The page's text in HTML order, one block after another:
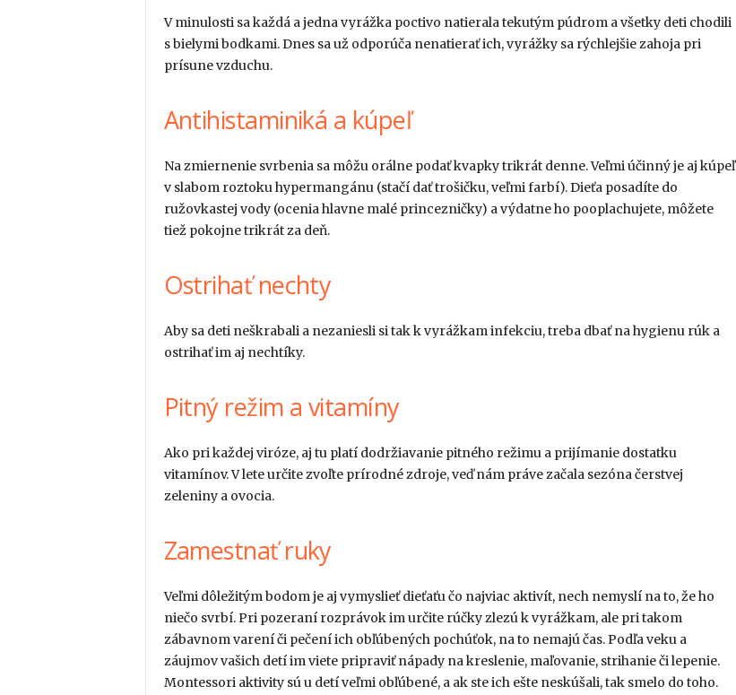
V minulosti sa každá a jedna vyrážka poctivo natierala tekutým púdrom a všetky deti chodili
s bielymi bodkami. Dnes sa už odporúča nenatierať ich, vyrážky sa rýchlejšie zahoja pri
prísune vzduchu.
Antihistaminiká a kúpeľ
Na zmiernenie svrbenia sa môžu orálne podať kvapky trikrát denne. Veľmi účinný je aj kúpeľ
v slabom roztoku hypermangánu (stačí dať trošičku, veľmi farbí). Dieťa posadíte do
ružovkastej vody (ocenia hlavne malé princezničky) a výdatne ho pooplachujete, môžete
tiež pokojne trikrát za deň.
Ostrihať nechty
Aby sa deti neškrabali a nezaniesli si tak k vyrážkam infekciu, treba dbať na hygienu rúk a
ostrihať im aj nechtíky.
Pitný režim a vitamíny
Ako pri každej viróze, aj tu platí dodržiavanie pitného režimu a prijímanie dostatku
vitamínov. V lete určite zvoľte prírodné zdroje, veď nám práve začala sezóna čerstvej
zeleniny a ovocia.
Zamestnať ruky
Veľmi dôležitým bodom je aj vymyslieť dieťaťu čo najviac aktivít, nech nemyslí na to, že ho
niečo svrbí. Pri pozeraní rozprávok im určite rúčky zlezú k vyrážkam, ale pri takom
zábavnom varení či pečení ich obľúbených pochúťok, na to nemajú čas. Podľa veku a
záujmov vašich detí im viete pripraviť nápady na kreslenie, maľovanie, strihanie či lepenie.
Montessori aktivity sú u detí veľmi obľúbené, a ak ste ich ešte neskúšali, tak smelo do toho.